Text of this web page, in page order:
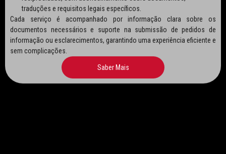
traduções e requisitos legais específicos.
Cada serviço é acompanhado por informação clara sobre os
documentos necessários e suporte na submissão de pedidos de
informação ou esclarecimentos, garantindo uma experiência eficiente e
sem complicações.
Saber Mais